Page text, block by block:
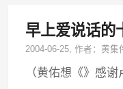
早上爱说话的
2004-06-25, 作者：黄集
（黄佑想《》感谢